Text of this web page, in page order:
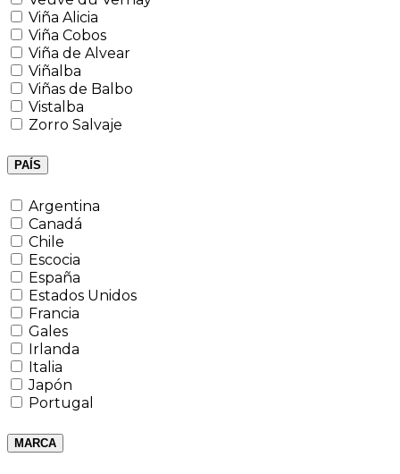
Viña Alicia
Viña Cobos
Viña de Alvear
Viñalba
Viñas de Balbo
Vistalba
Zorro Salvaje
PAÍS
Argentina
Canadá
Chile
Escocia
España
Estados Unidos
Francia
Gales
Irlanda
Italia
Japón
Portugal
MARCA